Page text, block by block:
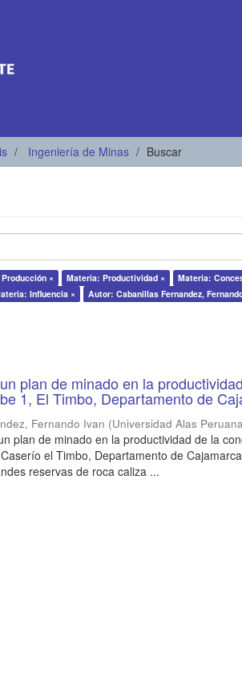
Ingeniería de Minas Buscar
× Materia: Productividad ×
Materia:
Influencia × Autor: Cabanillas Fernandez,
plan de minado en la
1, El Timbo, Departamento de
Fernando Ivan (Universidad Alas
plan de minado en la productividad de la
el Timbo, Departamento de
reservas de roca caliza ...